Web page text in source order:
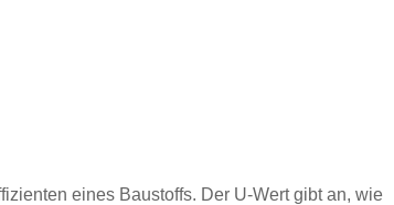
eines Baustoffs. Der U-Wert gibt an, wie